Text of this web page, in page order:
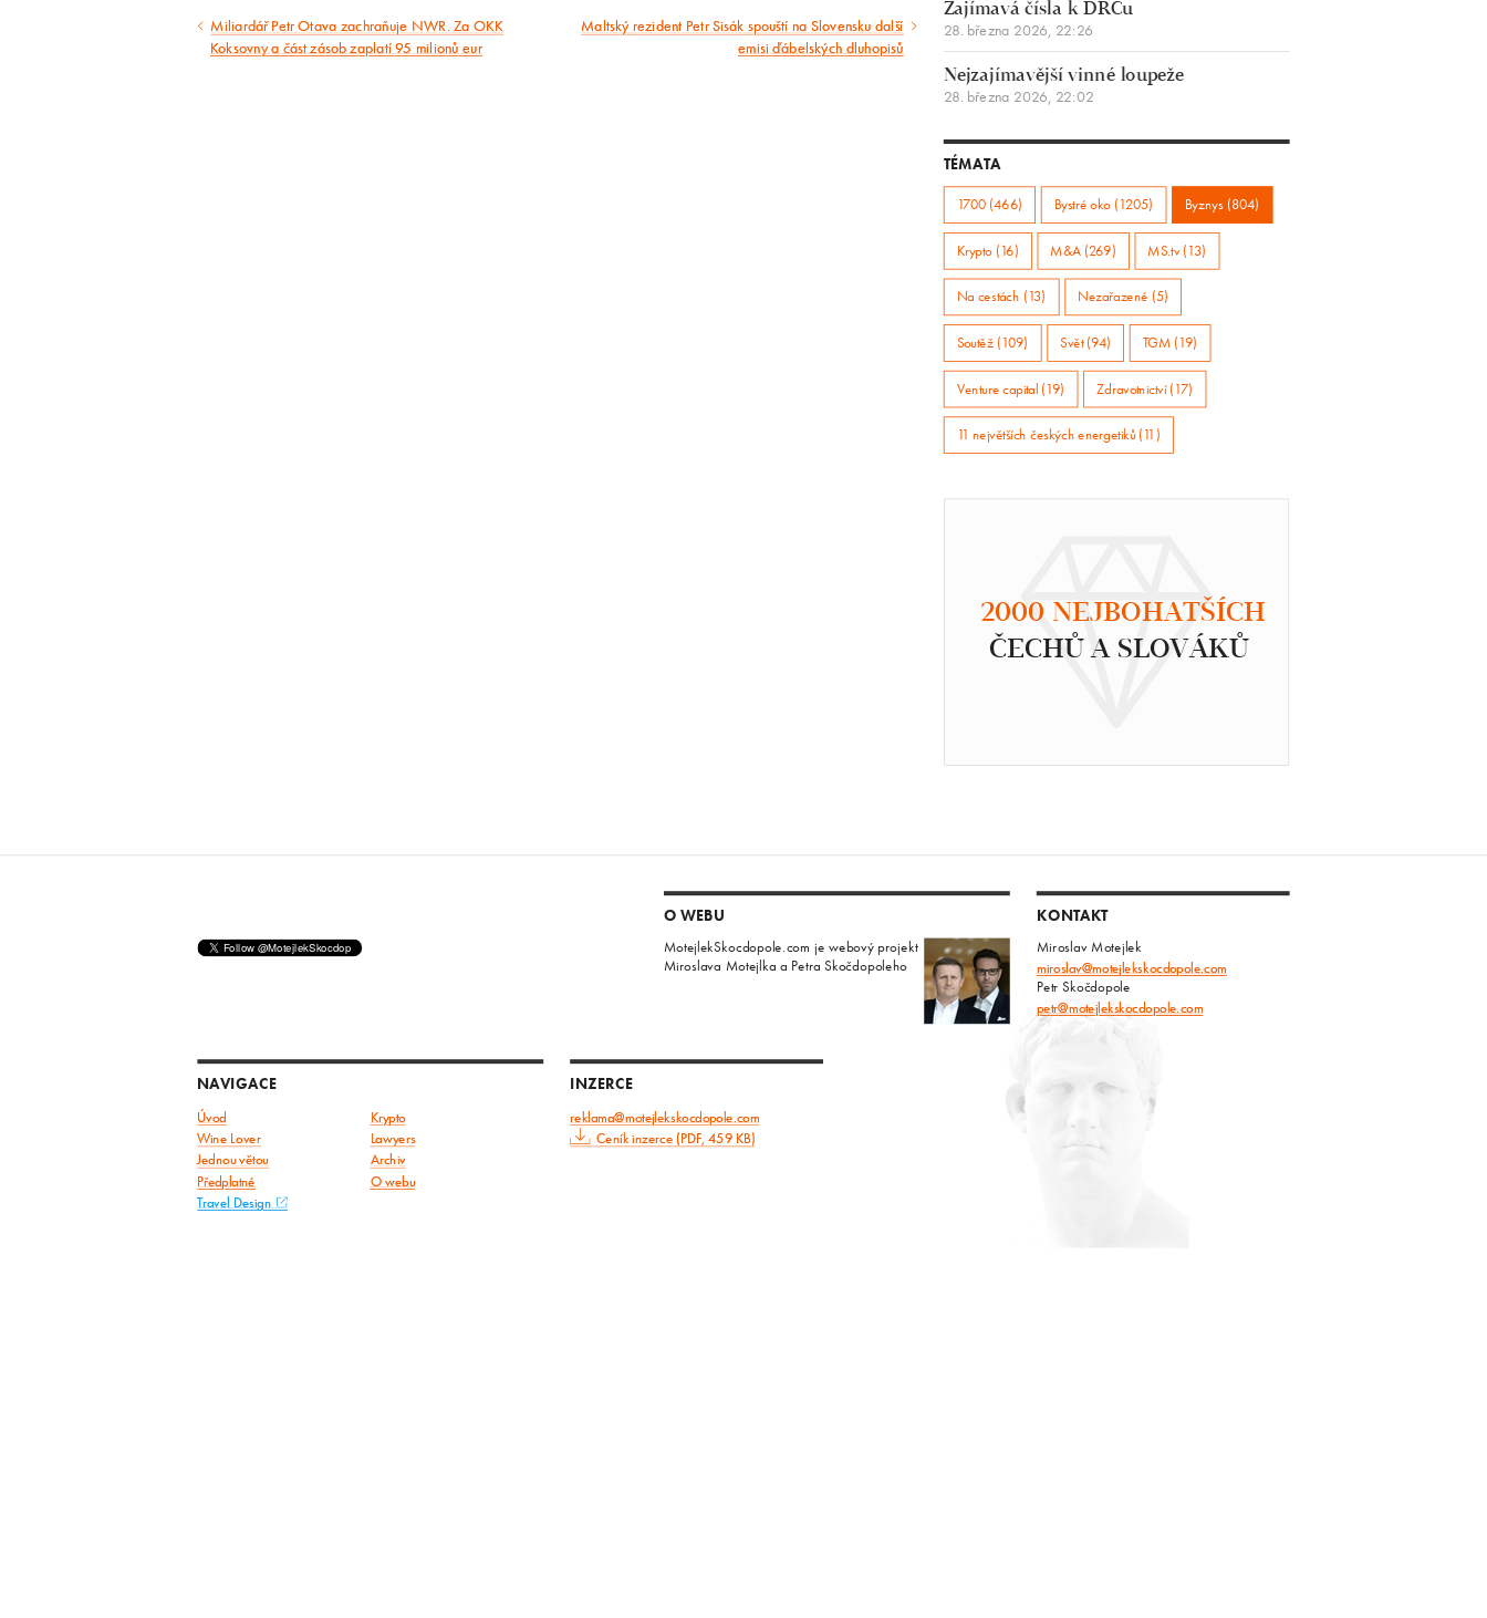
Předcházející
Miliardář Petr Otava zachraňuje NWR. Za OKK
Koksovny a část zásob zaplatí 95 milionů eur
Následující
Maltský rezident Petr Sisák spouští na Slovensku další
emisi ďábelských dluhopisů
Zajímavá čísla k DRCu
28. března 2026, 22:26
Nejzajímavější vinné loupeže
28. března 2026, 22:02
TÉMATA
1700 (466) Bystré oko (1205) Byznys (804)
Krypto (16) M&A (269) MS.tv (13)
Na cestách (13) Nezařazené (5)
Soutěž (109) Svět (94) TGM (19)
Venture capital (19) Zdravotnictví (17)
11 největších českých energetiků (11)
2000 NEJBOHATŠÍCH
ČECHŮ A SLOVÁKŮ
O WEBU
MotejlekSkocdopole.com je webový projekt
Miroslava Motejlka a Petra Skočdopoleho
KONTAKT
Miroslav Motejlek
miroslav@motejlekskocdopole.com
Petr Skočdopole
petr@motejlekskocdopole.com
NAVIGACE
Úvod Krypto
Wine Lover
Lawyers
Jednou větou
Archiv
Předplatné O webu
Travel Design
INZERCE
reklama@motejlekskocdopole.com
Ceník inzerce (PDF, 459 KB)